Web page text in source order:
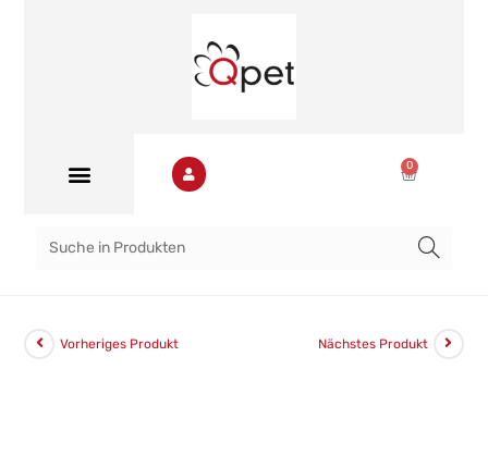
0
Vorheriges Produkt Nächstes Produkt